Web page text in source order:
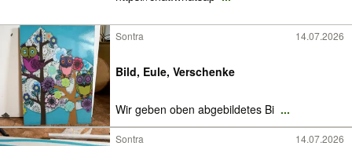
Sontra 14.07.2026
Bild, Eule, Verschenke
Wir geben oben abgebildetes Bi ...
Sontra 14.07.2026